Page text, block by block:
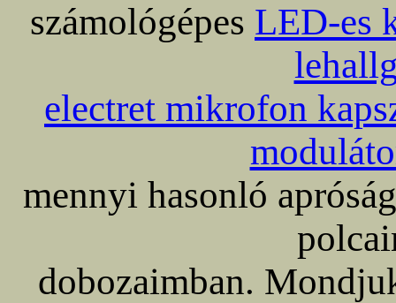
számológépes LED-es
electret mikrofon
mennyi hasonló
dobozaimban.